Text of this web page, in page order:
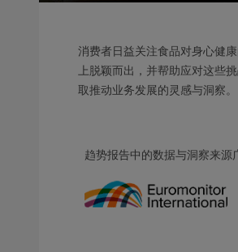
消费者日益关注食品对身心健
上脱颖而出，并帮助应对这些
取推动业务发展的灵感与洞察。
趋势报告中的数据与洞察来源